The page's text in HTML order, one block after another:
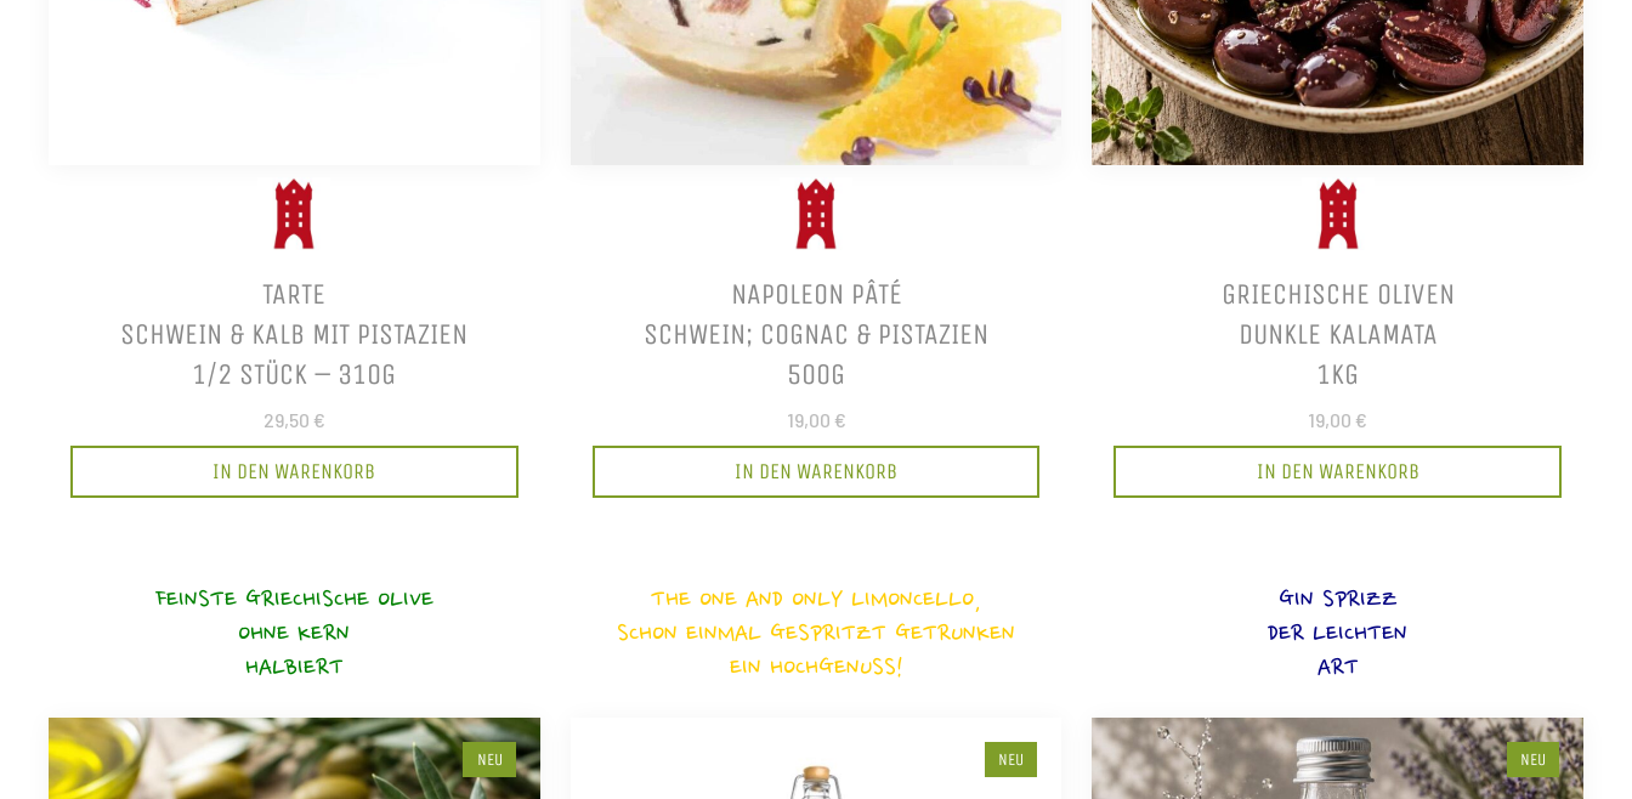
TARTE
SCHWEIN & KALB MIT PISTAZIEN
1/2 STÜCK – 310G
29,50 €
IN DEN WARENKORB
NAPOLEON PÂTÉ
SCHWEIN; COGNAC & PISTAZIEN
500G
19,00 €
IN DEN WARENKORB
GRIECHISCHE OLIVEN
DUNKLE KALAMATA
1KG
19,00 €
IN DEN WARENKORB
FEINSTE GRIECHISCHE OLIVE
OHNE KERN
HALBIERT
NEU
THE ONE AND ONLY LIMONCELLO,
SCHON EINMAL GESPRITZT GETRUNKEN
EIN HOCHGENUSS!
NEU
GIN SPRIZZ
DER LEICHTEN
ART
NEU